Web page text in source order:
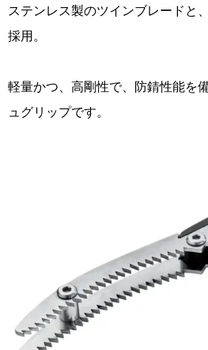
ステンレス製のツインブレードと
採用。
軽量かつ、高剛性で、防錆性能を
ュグリップです。